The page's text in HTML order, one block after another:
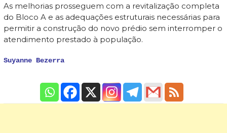
As melhorias prosseguem com a revitalização completa
do Bloco A e as adequações estruturais necessárias para
permitir a construção do novo prédio sem interromper o
atendimento prestado à população.
Suyanne Bezerra